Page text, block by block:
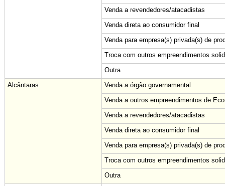
Venda a revendedores/atacadistas
Venda direta ao consumidor final
Venda para empresa(s) privada(s) de
Troca com outros empreendimentos
Outra
Alcântaras
Venda a órgão governamental
Venda a outros empreendimentos de
Venda a revendedores/atacadistas
Venda direta ao consumidor final
Venda para empresa(s) privada(s) de
Troca com outros empreendimentos
Outra